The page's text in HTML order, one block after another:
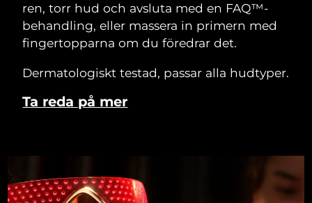
ren, torr hud och avsluta med en FAQ™-
behandling, eller massera in primern med
fingertopparna om du föredrar det.
Dermatologiskt testad, passar alla hudtyper.
Ta reda på mer